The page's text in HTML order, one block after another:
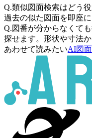
Q.類似図面検索はどう
過去の似た図面を即座
Q.図番が分からなくて
探せます。形状や寸法
あわせて読みたいAI図